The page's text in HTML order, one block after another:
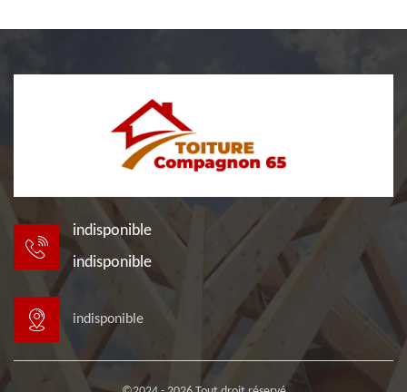
indisponible
indisponible
indisponible